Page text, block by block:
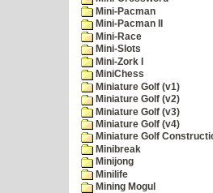
Mini-Pacman
Mini-Pacman II
Mini-Race
Mini-Slots
Mini-Zork I
MiniChess
Miniature Golf (v1)
Miniature Golf (v2)
Miniature Golf (v3)
Miniature Golf (v4)
Miniature Golf
Minibreak
Minijong
Minilife
Mining Mogul